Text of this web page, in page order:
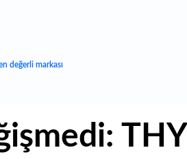
değerli markası
THY